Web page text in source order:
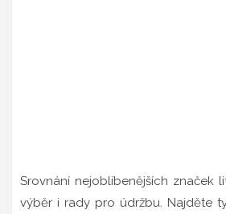
Srovnání nejoblíbenějších značek
výběr i rady pro údržbu. Najděte